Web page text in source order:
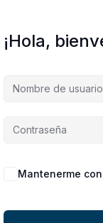
¡Hola,
Alternative:
Mantenerme